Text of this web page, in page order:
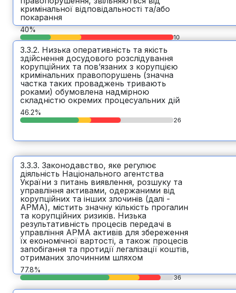
кримінальної відповідальності та/або
покарання
40%
10
3.3.2. Низька оперативність та якість
здійснення досудового розслідування
корупційних та пов’язаних з корупцією
кримінальних правопорушень (значна
частка таких проваджень тривають
роками) обумовлена надмірною
складністю окремих процесуальних дій
46.2%
26
3.3.3. Законодавство, яке регулює
діяльність Національного агентства
України з питань виявлення, розшуку та
управління активами, одержаними від
корупційних та інших злочинів (далі -
АРМА), містить значну кількість прогалин
та корупційних ризиків. Низька
результативність процесів передачі в
управління АРМА активів для збереження
їх економічної вартості, а також процесів
запобігання та протидії легалізації коштів,
отриманих злочинним шляхом
77.8%
36